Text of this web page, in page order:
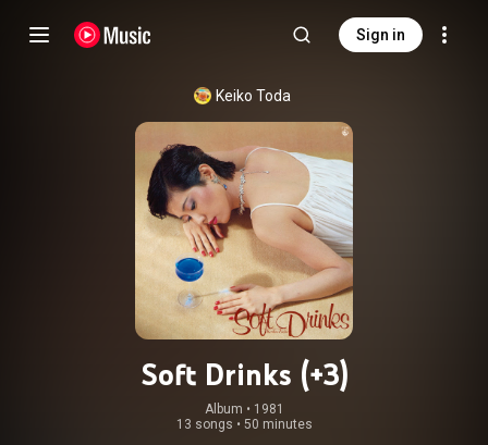
Sign in
Keiko Toda
Soft Drinks (+3)
Album • 1981
13 songs • 50 minutes